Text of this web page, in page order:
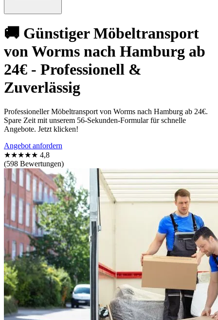
🚚 Günstiger Möbeltransport
von Worms nach Hamburg ab
24€ - Professionell &
Zuverlässig
Professioneller Möbeltransport von Worms nach Hamburg ab 24€.
Spare Zeit mit unserem 56-Sekunden-Formular für schnelle
Angebote. Jetzt klicken!
Angebot anfordern
★★★★★ 4,8
(598 Bewertungen)